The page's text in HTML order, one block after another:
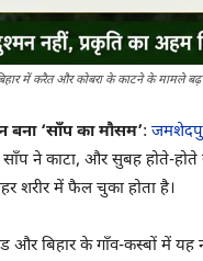
में करैत और कोबरा के काटने के मामले बढ़
बना ‘साँप का मौसम’:
साँप ने काटा, और सुबह होते-
शरीर में फैल चुका होता है।
और बिहार के गाँव-कस्बों में